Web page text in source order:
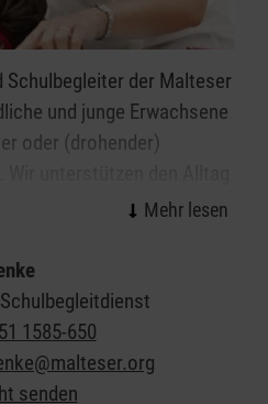
Schulbegleiter der Malteser
und junge Erwachsene
oder (drohender)
und Kitas in Paderborn,
können.
wir ganz individuell, je
und Jugendlichen
mit den Vorgaben der
1585-650
senden